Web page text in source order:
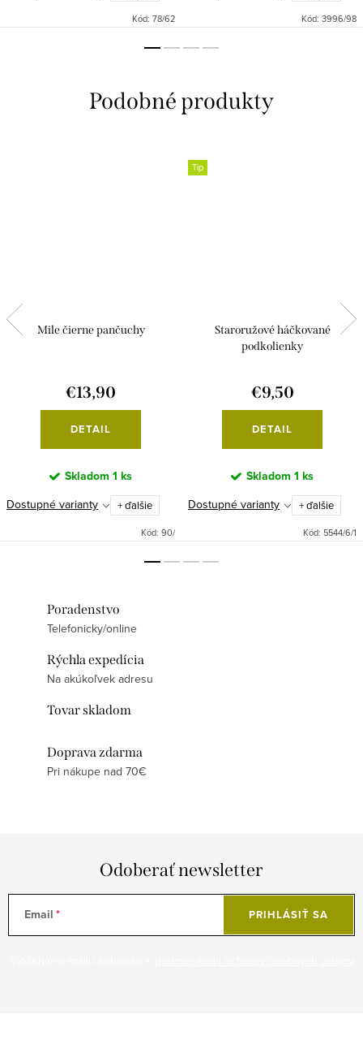
Kód: 78/62 Kód: 3996/98
Mile čierne pančuchy
€13,90
DETAIL
Skladom 1 ks
Dostupné varianty + ďalšie
Kód: 90/
Tip
Staroružové háčkované
podkolienky
€9,50
DETAIL
Skladom 1 ks
Dostupné varianty + ďalšie
Kód: 5544/6/1
Poradenstvo
Telefonicky/online
Rýchla expedícia
Na akúkoľvek adresu
Tovar skladom
Doprava zdarma
Pri nákupe nad 70€
Odoberať newsletter
Email PRIHLÁSIŤ SA